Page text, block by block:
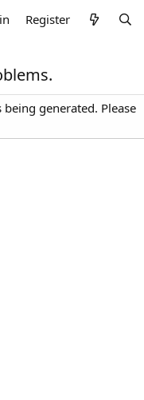
Register
generated. Please